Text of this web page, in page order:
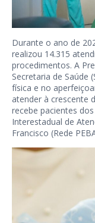
Durante o ano de
realizou 14.315
procedimentos. A
Secretaria de Saúde
física e no
atender à crescente
recebe pacientes
Interestadual de
Francisco (Rede